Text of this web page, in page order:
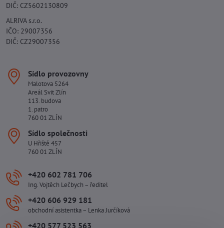
DIČ: CZ5602130809
ALRIVA s.r.o.
IČO: 29007356
DIČ: CZ29007356
Sídlo provozovny
Malotova 5264
Areál Svit Zlín
113. budova
1. patro
760 01 ZLÍN
Sídlo společnosti
U Hřiště 457
760 01 ZLÍN
+420 602 781 706
Ing. Vojtěch Lečbych – ředitel
+420 606 929 181
obchodní asistentka – Lenka Jurčíková
+420 577 523 563